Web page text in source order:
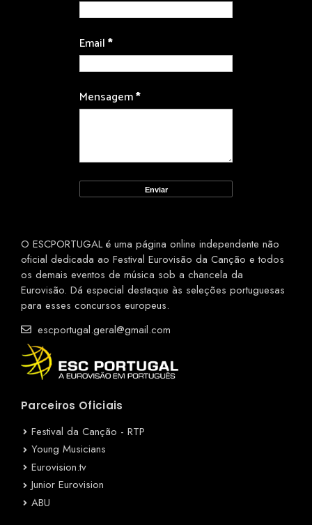
Email*
Mensagem*
O ESCPORTUGAL é uma página online independente não
oficial dedicada ao Festival Eurovisão da Canção e todos
os demais eventos de música sob a chancela da
Eurovisão. Dá especial destaque às seleções portuguesas
para esses concursos europeus.
escportugal.geral@gmail.com
Parceiros Oficiais
Festival da Canção - RTP
Young Musicians
Eurovision.tv
Junior Eurovision
ABU